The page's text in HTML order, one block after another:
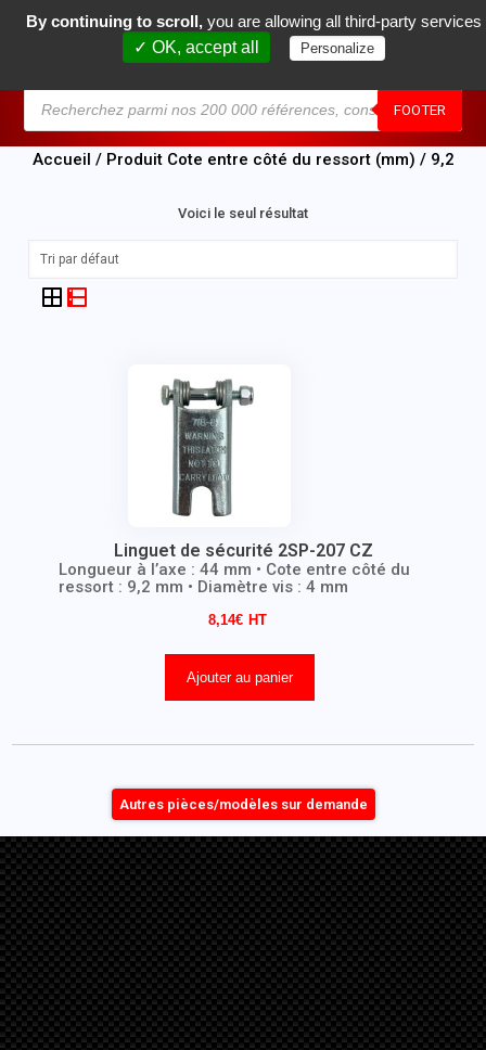
FOOTER
0
Accueil / Produit Cote entre côté du ressort (mm) / 9,2
Voici le seul résultat
Linguet de sécurité 2SP-207 CZ
Longueur à l’axe : 44 mm • Cote entre côté du
ressort : 9,2 mm • Diamètre vis : 4 mm
8,14€
Ajouter au panier
Autres pièces/modèles sur demande
By continuing to scroll, you are allowing all third-party services
✓ OK, accept all
Personalize